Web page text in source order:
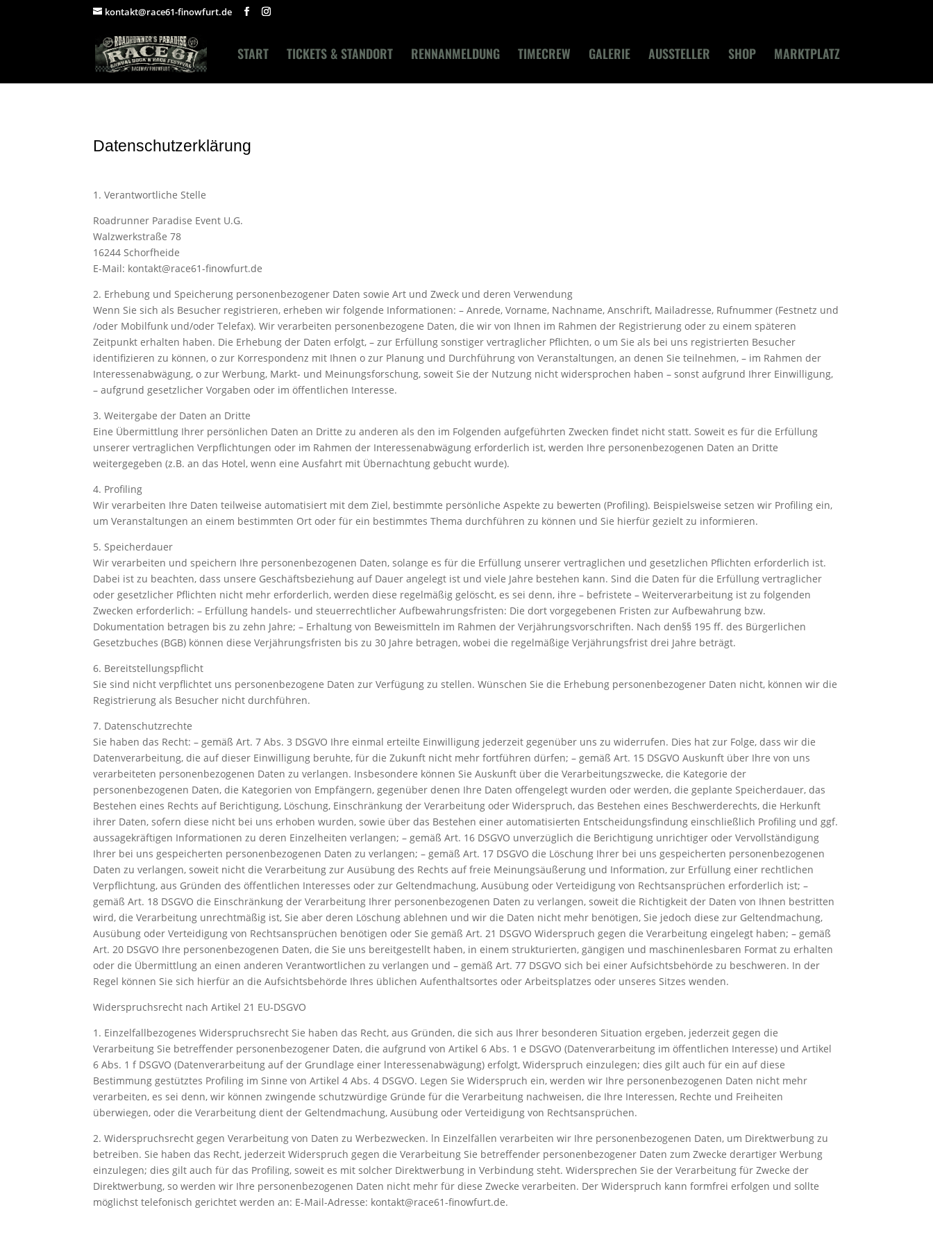
kontakt@race61-finowfurt.de
START TICKETS & STANDORT RENNANMELDUNG TIMECREW GALERIE AUSSTELLER SHOP MARKTPLATZ
Datenschutzerklärung
1. Verantwortliche Stelle
Roadrunner Paradise Event U.G.
Walzwerkstraße 78
16244 Schorfheide
E-Mail: kontakt@race61-finowfurt.de
2. Erhebung und Speicherung personenbezogener Daten sowie Art und Zweck und deren Verwendung
Wenn Sie sich als Besucher registrieren, erheben wir folgende Informationen: – Anrede, Vorname, Nachname, Anschrift, Mailadresse, Rufnummer (Festnetz und
/oder Mobilfunk und/oder Telefax). Wir verarbeiten personenbezogene Daten, die wir von Ihnen im Rahmen der Registrierung oder zu einem späteren
Zeitpunkt erhalten haben. Die Erhebung der Daten erfolgt, – zur Erfüllung sonstiger vertraglicher Pflichten, o um Sie als bei uns registrierten Besucher
identifizieren zu können, o zur Korrespondenz mit Ihnen o zur Planung und Durchführung von Veranstaltungen, an denen Sie teilnehmen, – im Rahmen der
Interessenabwägung, o zur Werbung, Markt- und Meinungsforschung, soweit Sie der Nutzung nicht widersprochen haben – sonst aufgrund Ihrer Einwilligung,
– aufgrund gesetzlicher Vorgaben oder im öffentlichen Interesse.
3. Weitergabe der Daten an Dritte
Eine Übermittlung Ihrer persönlichen Daten an Dritte zu anderen als den im Folgenden aufgeführten Zwecken findet nicht statt. Soweit es für die Erfüllung
unserer vertraglichen Verpflichtungen oder im Rahmen der Interessenabwägung erforderlich ist, werden Ihre personenbezogenen Daten an Dritte
weitergegeben (z.B. an das Hotel, wenn eine Ausfahrt mit Übernachtung gebucht wurde).
4. Profiling
Wir verarbeiten Ihre Daten teilweise automatisiert mit dem Ziel, bestimmte persönliche Aspekte zu bewerten (Profiling). Beispielsweise setzen wir Profiling ein,
um Veranstaltungen an einem bestimmten Ort oder für ein bestimmtes Thema durchführen zu können und Sie hierfür gezielt zu informieren.
5. Speicherdauer
Wir verarbeiten und speichern Ihre personenbezogenen Daten, solange es für die Erfüllung unserer vertraglichen und gesetzlichen Pflichten erforderlich ist.
Dabei ist zu beachten, dass unsere Geschäftsbeziehung auf Dauer angelegt ist und viele Jahre bestehen kann. Sind die Daten für die Erfüllung vertraglicher
oder gesetzlicher Pflichten nicht mehr erforderlich, werden diese regelmäßig gelöscht, es sei denn, ihre – befristete – Weiterverarbeitung ist zu folgenden
Zwecken erforderlich: – Erfüllung handels- und steuerrechtlicher Aufbewahrungsfristen: Die dort vorgegebenen Fristen zur Aufbewahrung bzw.
Dokumentation betragen bis zu zehn Jahre; – Erhaltung von Beweismitteln im Rahmen der Verjährungsvorschriften. Nach den§§ 195 ff. des Bürgerlichen
Gesetzbuches (BGB) können diese Verjährungsfristen bis zu 30 Jahre betragen, wobei die regelmäßige Verjährungsfrist drei Jahre beträgt.
6. Bereitstellungspflicht
Sie sind nicht verpflichtet uns personenbezogene Daten zur Verfügung zu stellen. Wünschen Sie die Erhebung personenbezogener Daten nicht, können wir die
Registrierung als Besucher nicht durchführen.
7. Datenschutzrechte
Sie haben das Recht: – gemäß Art. 7 Abs. 3 DSGVO Ihre einmal erteilte Einwilligung jederzeit gegenüber uns zu widerrufen. Dies hat zur Folge, dass wir die
Datenverarbeitung, die auf dieser Einwilligung beruhte, für die Zukunft nicht mehr fortführen dürfen; – gemäß Art. 15 DSGVO Auskunft über Ihre von uns
verarbeiteten personenbezogenen Daten zu verlangen. Insbesondere können Sie Auskunft über die Verarbeitungszwecke, die Kategorie der
personenbezogenen Daten, die Kategorien von Empfängern, gegenüber denen Ihre Daten offengelegt wurden oder werden, die geplante Speicherdauer, das
Bestehen eines Rechts auf Berichtigung, Löschung, Einschränkung der Verarbeitung oder Widerspruch, das Bestehen eines Beschwerderechts, die Herkunft
ihrer Daten, sofern diese nicht bei uns erhoben wurden, sowie über das Bestehen einer automatisierten Entscheidungsfindung einschließlich Profiling und ggf.
aussagekräftigen Informationen zu deren Einzelheiten verlangen; – gemäß Art. 16 DSGVO unverzüglich die Berichtigung unrichtiger oder Vervollständigung
Ihrer bei uns gespeicherten personenbezogenen Daten zu verlangen; – gemäß Art. 17 DSGVO die Löschung Ihrer bei uns gespeicherten personenbezogenen
Daten zu verlangen, soweit nicht die Verarbeitung zur Ausübung des Rechts auf freie Meinungsäußerung und Information, zur Erfüllung einer rechtlichen
Verpflichtung, aus Gründen des öffentlichen Interesses oder zur Geltendmachung, Ausübung oder Verteidigung von Rechtsansprüchen erforderlich ist; –
gemäß Art. 18 DSGVO die Einschränkung der Verarbeitung Ihrer personenbezogenen Daten zu verlangen, soweit die Richtigkeit der Daten von Ihnen bestritten
wird, die Verarbeitung unrechtmäßig ist, Sie aber deren Löschung ablehnen und wir die Daten nicht mehr benötigen, Sie jedoch diese zur Geltendmachung,
Ausübung oder Verteidigung von Rechtsansprüchen benötigen oder Sie gemäß Art. 21 DSGVO Widerspruch gegen die Verarbeitung eingelegt haben; – gemäß
Art. 20 DSGVO Ihre personenbezogenen Daten, die Sie uns bereitgestellt haben, in einem strukturierten, gängigen und maschinenlesbaren Format zu erhalten
oder die Übermittlung an einen anderen Verantwortlichen zu verlangen und – gemäß Art. 77 DSGVO sich bei einer Aufsichtsbehörde zu beschweren. In der
Regel können Sie sich hierfür an die Aufsichtsbehörde Ihres üblichen Aufenthaltsortes oder Arbeitsplatzes oder unseres Sitzes wenden.
Widerspruchsrecht nach Artikel 21 EU-DSGVO
1. Einzelfallbezogenes Widerspruchsrecht Sie haben das Recht, aus Gründen, die sich aus Ihrer besonderen Situation ergeben, jederzeit gegen die
Verarbeitung Sie betreffender personenbezogener Daten, die aufgrund von Artikel 6 Abs. 1 e DSGVO (Datenverarbeitung im öffentlichen Interesse) und Artikel
6 Abs. 1 f DSGVO (Datenverarbeitung auf der Grundlage einer lnteressenabwägung) erfolgt, Widerspruch einzulegen; dies gilt auch für ein auf diese
Bestimmung gestütztes Profiling im Sinne von Artikel 4 Abs. 4 DSGVO. Legen Sie Widerspruch ein, werden wir Ihre personenbezogenen Daten nicht mehr
verarbeiten, es sei denn, wir können zwingende schutzwürdige Gründe für die Verarbeitung nachweisen, die Ihre Interessen, Rechte und Freiheiten
überwiegen, oder die Verarbeitung dient der Geltendmachung, Ausübung oder Verteidigung von Rechtsansprüchen.
2. Widerspruchsrecht gegen Verarbeitung von Daten zu Werbezwecken. ln Einzelfällen verarbeiten wir Ihre personenbezogenen Daten, um Direktwerbung zu
betreiben. Sie haben das Recht, jederzeit Widerspruch gegen die Verarbeitung Sie betreffender personenbezogener Daten zum Zwecke derartiger Werbung
einzulegen; dies gilt auch für das Profiling, soweit es mit solcher Direktwerbung in Verbindung steht. Widersprechen Sie der Verarbeitung für Zwecke der
Direktwerbung, so werden wir Ihre personenbezogenen Daten nicht mehr für diese Zwecke verarbeiten. Der Widerspruch kann formfrei erfolgen und sollte
möglichst telefonisch gerichtet werden an: E-Mail-Adresse: kontakt@race61-finowfurt.de.